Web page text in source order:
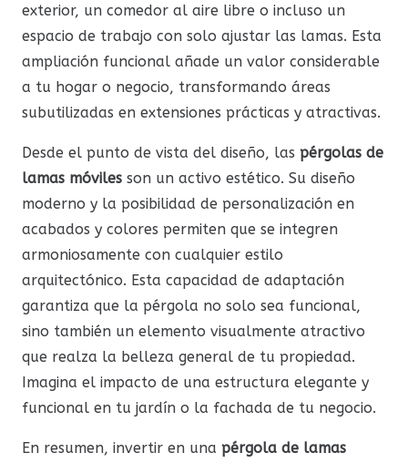
exterior, un comedor al aire libre o incluso un
espacio de trabajo con solo ajustar las lamas. Esta
ampliación funcional añade un valor considerable
a tu hogar o negocio, transformando áreas
subutilizadas en extensiones prácticas y atractivas.
Desde el punto de vista del diseño, las pérgolas de
lamas móviles son un activo estético. Su diseño
moderno y la posibilidad de personalización en
acabados y colores permiten que se integren
armoniosamente con cualquier estilo
arquitectónico. Esta capacidad de adaptación
garantiza que la pérgola no solo sea funcional,
sino también un elemento visualmente atractivo
que realza la belleza general de tu propiedad.
Imagina el impacto de una estructura elegante y
funcional en tu jardín o la fachada de tu negocio.
En resumen, invertir en una pérgola de lamas